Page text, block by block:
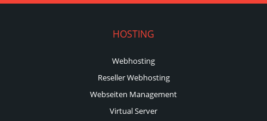
HOSTING
Webhosting
Reseller Webhosting
Webseiten Management
Virtual Server